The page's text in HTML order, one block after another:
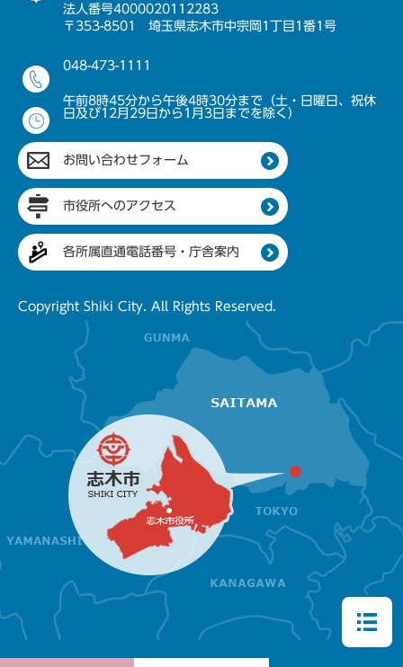
法人番号4000020112283
〒353-8501 埼玉県志木市中宗岡1丁目1番1号
048-473-1111
午前8時45分から午後4時30分まで（土・日曜日、祝休
日及び12月29日から1月3日までを除く）
お問い合わせフォーム
市役所へのアクセス
各所属直通電話番号・庁舎案内
Copyright Shiki City. All Rights Reserved.